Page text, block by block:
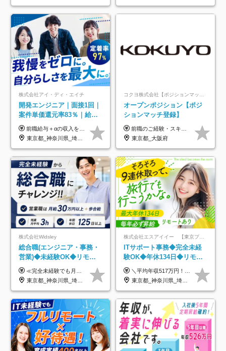
株式会社アイ・ディ・エイチ
開発エンジニア｜面接1回｜
案件単価還元率83％｜給与
UP保証｜年休140日｜在宅
利用率9割｜独立支援・副業
制度
前職給与＋αの収入を保証 月給42万円～120万円＋各種手当＋賞与 給与基準が明確かつ高還元です。 一人ひとりが安定した環境のもと、長く活躍できる職場を目指しています。 ※平均年収650万円 ・還元率83％ ・各種手当について 職能手当／職務手当／資格手当／営業手当 など ※前職での経験・能力、給与などを考慮の上、当社規定により優遇いたします ※試用期間あり（3ヶ月／期間中の条件に変動はありません） ※上記金額には固定残業代（78,948円～225,564円/月30時間分）を含みます 超過分は別途全額支給いたします ・年収UPを保証 過去には転職時に〈年収200万円UP〉したエンジニアも在籍しています。入社時だけでなく、入社後も安心の給与水準で働ける環境です。キャリアや技術力が正当に評価されていないと感じていたら、一度面接でお話ししましょう！ 当社では管理職の人数は最低限にし、無駄な管理をしません。その費用削減分を社員の給与に還元しています！
東京都_神奈川県_埼玉県_千葉県_大阪府_愛知県_北海道_青森県_岩手県_宮城県_秋田県_山形県_福島県_茨城県_栃木県_群馬県_新潟県_山梨県_長野県_富山県_石川県_福井県_静岡県_岐阜県_三重県_兵庫県_京都府_滋賀県_奈良県_和歌山県_広島県_岡山県_鳥取県_島根県_山口県_徳島県_香川県_愛媛県_高知県_福岡県_熊本県_佐賀県_長崎県_大分県_宮崎県_鹿児島県_沖縄県
オープンポジション【ポジ
ションマッチ登録】
前職のご経験・スキル等を考慮して決定します。
東京都_大阪府
株式会社Widsley
総合職(エンジニア・事務・
営業)◆未経験OK◆リモー
トあり◆残業月3h◆服装髪
型自由
≪完全未経験でも月給40万円以上も可能です！≫ -------------- 【1】ITエンジニア 月給26万円～50万円＋プロジェクト手当＋資格手当 【2】IT事務、営業事務 月給26万円～50万円＋プロジェクト手当＋資格手当 ≪【1】【2】共通≫ ★上記給与には固定残業代20時間分(月3万719円～)を含みます。残業が超過した場合は、追加支給します(残業は月平均3時間とほぼ発生しません。残業がなくても、固定残業代は支給されます) ★試用期間6ヵ月あり（期間中は月給23万1000円～。固定残業代20時間分3万719円～を含む／超過分は別途支給） -------------- 【3】SES営業、SaaS営業 月給30万円以上＋インセンティブ＋各種手当 ★上記給与には固定残業代45時間分(月7万6967円～)を含みます。残業が超過した場合は、追加支給します(残業は月平均3時間とほぼ発生しません。残業がなくても、固定残業代は支給されます) ★試用期間6ヵ月あり(期間中も給与や福利厚生は同じです)
東京都_神奈川県_埼玉県_千葉県_大阪府_愛知県_北海道_青森県_岩手県_宮城県_秋田県_山形県_福島県_茨城県_栃木県_群馬県_新潟県_山梨県_長野県_富山県_石川県_福井県_静岡県_岐阜県_三重県_兵庫県_京都府_滋賀県_奈良県_和歌山県_広島県_岡山県_鳥取県_島根県_山口県_徳島県_香川県_愛媛県_高知県_福岡県_熊本県_佐賀県_長崎県_大分県_宮崎県_鹿児島県_沖縄県
株式会社エスアイイー 【東京プロマーケット上場】
ITサポート事務◆完全未経
験OK◆年休134日◆リモー
トOK◆残業月7h以下◆賞与
年3回◆5年目まで必ず昇給
＼平均年収517万円！入社5年目まで毎年必ず昇給／ ■賞与年3回 ■年収800万円以上も可 ■入社3年以上の平均年収469.2万円 月給23万2000円以上＋賞与年3回＋各種手当 ☆入社5年目まで最大1万5000円の定期昇給を確約 ┃各種手当充実 ・規定の資格を取得すれば、2000円～5万円を毎月支給（2万4000円～60万円／年） ・研修中に取得した取得率95％の資格でも研修後の給料UP ※月給は年齢・経験・能力を考慮して、優遇いたします ※上記月給金額は固定残業代（20時間/3万1300円円以上）を含み、超過分は別途支給いたします ※試用期間（6ヶ月）は月給に変動はありますが、その他待遇に差異はありません ├入社後1ヶ月～3ヶ月間は、月給20万1900円となります └上記金額は固定残業代（10時間／1万6000円）を含み、超過分は別途支給いたします
東京都_神奈川県_埼玉県_千葉県_大阪府_愛知県_北海道_青森県_岩手県_宮城県_秋田県_山形県_福島県_茨城県_栃木県_群馬県_新潟県_山梨県_長野県_富山県_石川県_福井県_静岡県_岐阜県_三重県_兵庫県_京都府_滋賀県_奈良県_和歌山県_広島県_岡山県_鳥取県_島根県_山口県_徳島県_香川県_愛媛県_高知県_福岡県_熊本県_佐賀県_長崎県_大分県_宮崎県_鹿児島県_沖縄県